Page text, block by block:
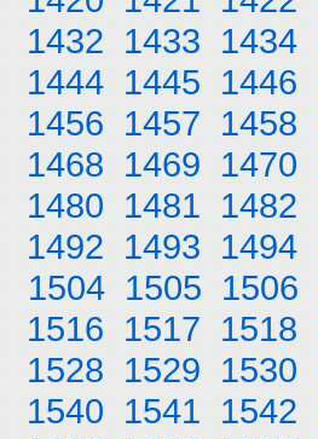
1432 1433 1434
1444 1445 1446
1456 1457 1458
1468 1469 1470
1480 1481 1482
1492 1493 1494
1504 1505 1506
1516 1517 1518
1528 1529 1530
1540 1541 1542